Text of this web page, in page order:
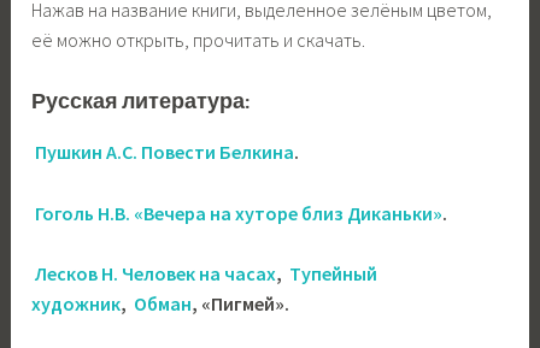
Нажав на название книги, выделенное зелёным цветом,
её можно открыть, прочитать и скачать.
Русская литература:
Пушкин А.С. Повести Белкина.
Гоголь Н.В. «Вечера на хуторе близ Диканьки».
Лесков Н. Человек на часах, Тупейный
художник, Обман, «Пигмей».